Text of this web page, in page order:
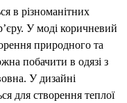
в різноманітних
У моді коричневий
природного та
побачити в одязі з
У дизайні
для створення теплої